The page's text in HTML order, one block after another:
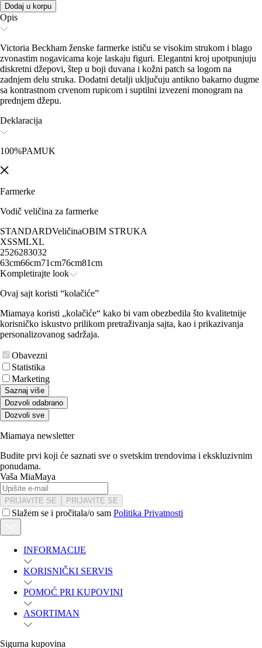
Dodaj u korpu
Opis
Victoria Beckham ženske farmerke ističu se visokim strukom i blago
zvonastim nogavicama koje laskaju figuri. Elegantni kroj upotpunjuju
diskretni džepovi, štep u boji duvana i kožni patch sa logom na
zadnjem delu struka. Dodatni detalji uključuju antikno bakarno dugme
sa kontrastnom crvenom rupicom i suptilni izvezeni monogram na
prednjem džepu.
Deklaracija
100%PAMUK
Farmerke
Vodič veličina za farmerke
STANDARDVeličinaOBIM STRUKA
XSSMLXL
2526283032
63cm66cm71cm76cm81cm
Kompletirajte look
Ovaj sajt koristi “kolačiće”
Miamaya koristi „kolačiće“ kako bi vam obezbedila što kvalitetnije
korisničko iskustvo prilikom pretraživanja sajta, kao i prikazivanja
personalizovanog sadržaja.
Obavezni
Statistika
Marketing
Saznaj više
Dozvoli odabrano
Dozvoli sve
Miamaya newsletter
Budite prvi koji će saznati sve o svetskim trendovima i ekskluzivnim
ponudama.
Vaša MiaMaya
PRIJAVITE SE PRIJAVITE SE
Slažem se i pročitala/o sam Politika Privatnosti
INFORMACIJE
KORISNIČKI SERVIS
POMOĆ PRI KUPOVINI
ASORTIMAN
Sigurna kupovina